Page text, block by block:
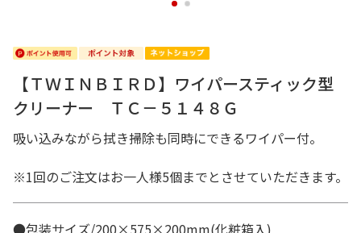
1 2
【ＴＷＩＮＢＩＲＤ】ワイパースティック型
クリーナー ＴＣ－５１４８Ｇ
吸い込みながら拭き掃除も同時にできるワイパー付。
※1回のご注文はお一人様5個までとさせていただきます。
●包装サイズ/200×575×200mm(化粧箱入)